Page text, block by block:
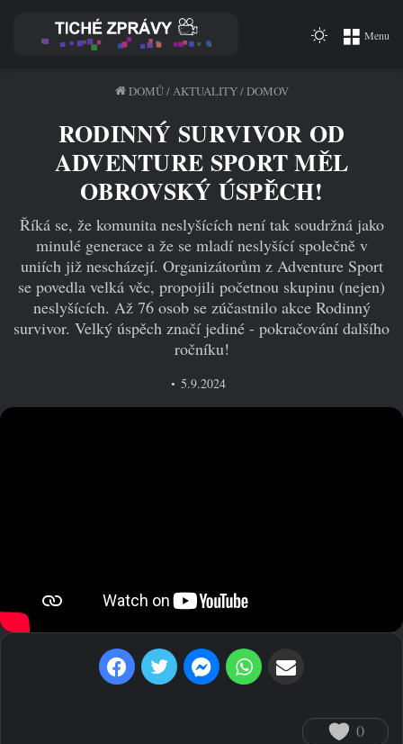
Menu
Switch
DOMŮ/ AKTUALITY/DOMOV
RODINNÝ SURVIVOR OD
ADVENTURE SPORT MĚL
OBROVSKÝ ÚSPĚCH!
Říká se, že komunita neslyšících není tak soudržná jako
minulé generace a že se mladí neslyšící společně v
uniích již nescházejí. Organizátorům z Adventure Sport
se povedla velká věc, propojili početnou skupinu (nejen)
neslyšících. Až 76 osob se zúčastnilo akce Rodinný
survivor. Velký úspěch značí jediné - pokračování dalšího
ročníku!
5.9.2024
0